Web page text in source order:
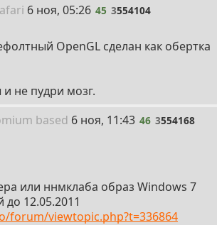
45
6 ноя, 05:26 45 3554104
OpenGL сделан как обертка
не пудри мозг.
based 46
6 ноя, 11:43 46 3554168
или ннмклаба образ Windows 7
12.05.2011
forum/viewtopic.php?t=336864